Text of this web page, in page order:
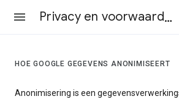
Privacy en voorwaarden
HOE GOOGLE GEGEVENS ANONIMISEERT
Anonimisering is een